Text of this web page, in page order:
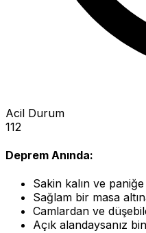
Acil Durum
112
Deprem Anında:
Sakin kalın ve paniğe
Sağlam bir masa
Camlardan ve
Açık alandaysanız